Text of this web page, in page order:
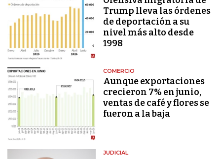
Trump lleva las órdenes
de deportación a su
nivel más alto desde
1998
COMERCIO
Aunque exportaciones
crecieron 7% en junio,
ventas de café y flores se
fueron a la baja
JUDICIAL